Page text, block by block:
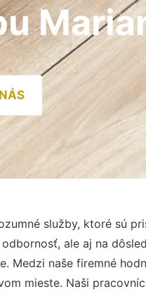
služby, ktoré sú
ale aj na
Medzi naše firemné
mieste. Naši